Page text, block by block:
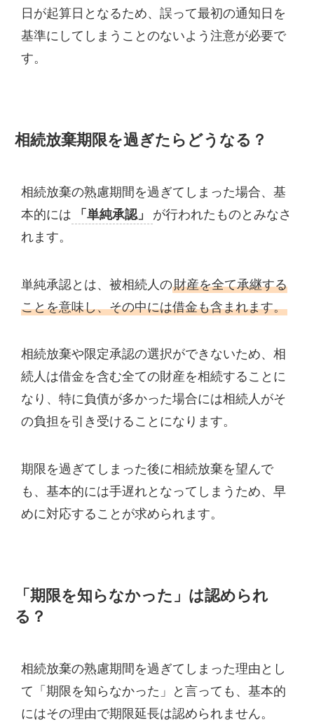
日が起算日となるため、誤って最初の通知日を
基準にしてしまうことのないよう注意が必要で
す。
相続放棄期限を過ぎたらどうなる？
相続放棄の熟慮期間を過ぎてしまった場合、基
本的には
「単純承認」
が行われたものとみなさ
れます。
単純承認とは、被相続人の財産を全て承継する
ことを意味し、その中には借金も含まれます。
相続放棄や限定承認の選択ができないため、相
続人は借金を含む全ての財産を相続することに
なり、特に負債が多かった場合には相続人がそ
の負担を引き受けることになります。
期限を過ぎてしまった後に相続放棄を望んで
も、基本的には手遅れとなってしまうため、早
めに対応することが求められます。
「期限を知らなかった」は認められ
る？
相続放棄の熟慮期間を過ぎてしまった理由とし
て「期限を知らなかった」と言っても、基本的
にはその理由で期限延長は認められません。